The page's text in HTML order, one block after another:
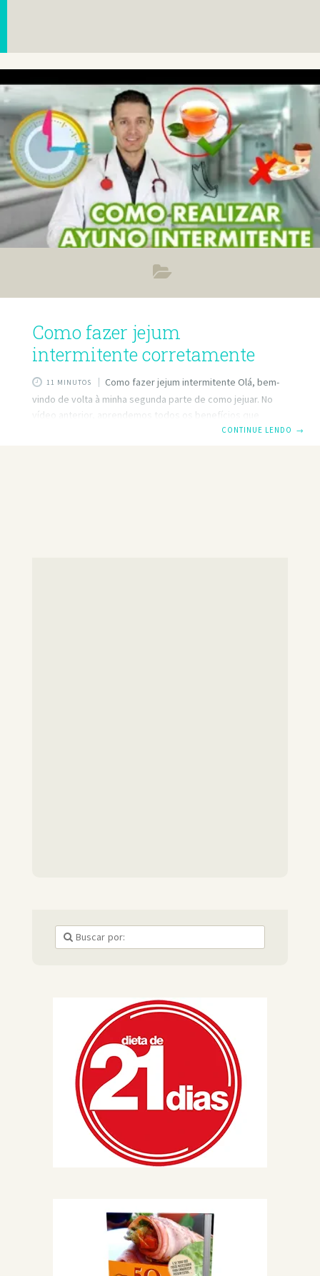
Como fazer jejum
intermitente corretamente
11 MINUTOS
Como fazer jejum intermitente Olá, bem-
vindo de volta à minha segunda parte de como jejuar. No
vídeo anterior, aprendemos todos os benefícios que
existem por trás do jejum intermitente que vem da redução
CONTINUE LENDO →